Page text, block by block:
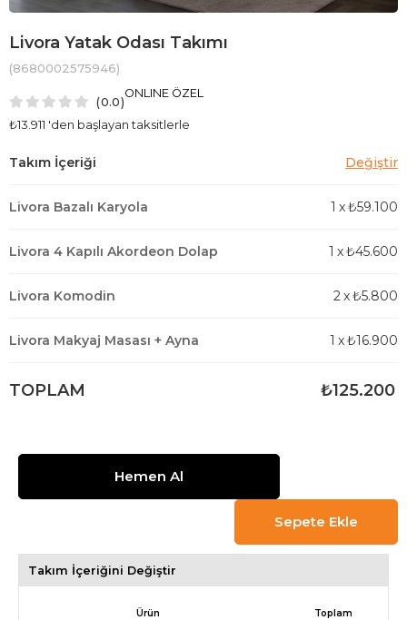
Livora Yatak Odası Takımı
(8680002575946)
0.0
₺13.911 'den başlayan taksitlerle
ONLINE ÖZEL
Livora Bazalı Karyola 1 x₺59.100
Livora 4 Kapılı Akordeon Dolap 1 x₺45.600
Livora Komodin 2x₺5.800
Livora Makyaj Masası + Ayna 1 x₺16.900
TOPLAM ₺125.200
Takım İçeriğini Değiştir
Ürün
Toplam